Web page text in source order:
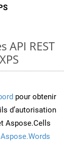
API REST
pour obtenir
d’autorisation
Aspose.Cells
Aspose.Words